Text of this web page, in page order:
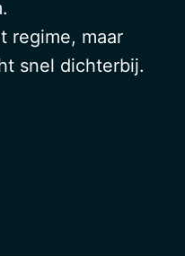
regime, maar
snel dichterbij.